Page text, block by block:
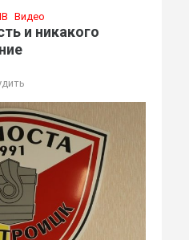
Видео
и никакого